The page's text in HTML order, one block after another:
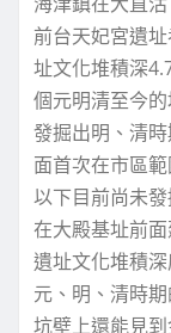
前台天妃宮遺
址文化堆積深
個元明清至今
發掘出明、清
面首次在市區
以下目前尚未
在大殿基址前
遺址文化堆積
元、明、清時
坑壁上還能見